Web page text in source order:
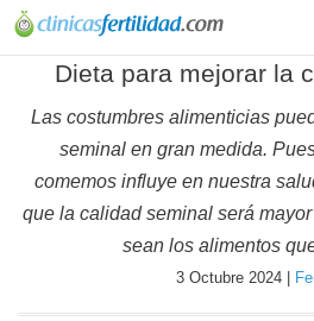
Dieta para mejorar la
Las costumbres alimenticias
seminal en gran medida.
comemos influye en nuestra
que la calidad seminal será
sean los alimentos
3 Octubre 2024 |